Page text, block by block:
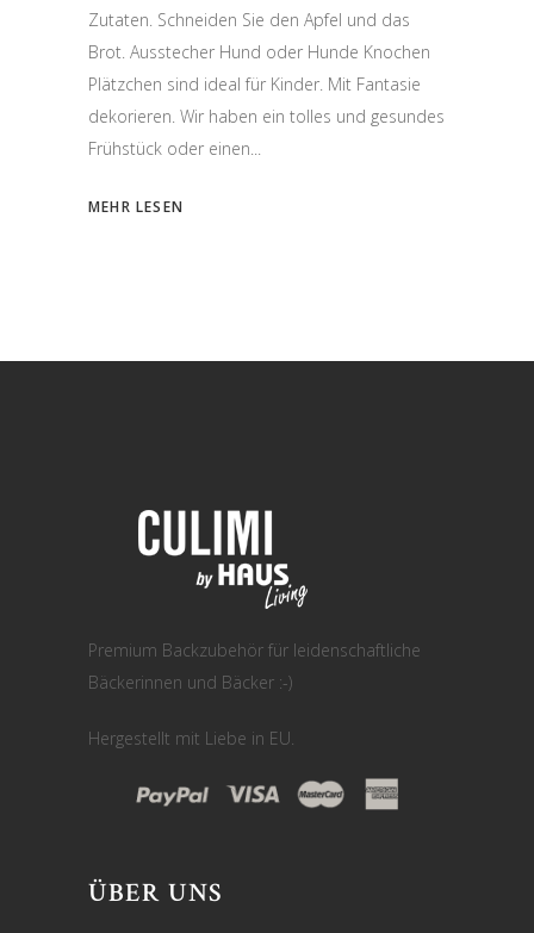
Zutaten. Schneiden Sie den Apfel und das
Brot. Ausstecher Hund oder Hunde Knochen
Plätzchen sind ideal für Kinder. Mit Fantasie
dekorieren. Wir haben ein tolles und gesundes
Frühstück oder einen
MEHR LESEN
Premium Backzubehör für leidenschaftliche
Bäckerinnen und Bäcker :-)
Hergestellt mit Liebe in EU.
ÜBER UNS